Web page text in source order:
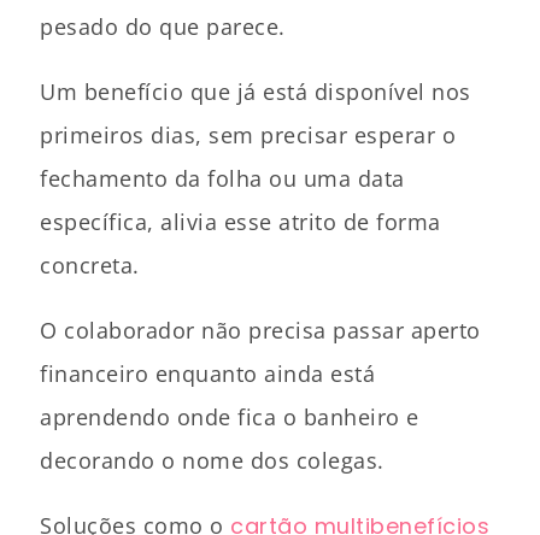
pesado do que parece.
Um benefício que já está disponível nos
primeiros dias, sem precisar esperar o
fechamento da folha ou uma data
específica, alivia esse atrito de forma
concreta.
O colaborador não precisa passar aperto
financeiro enquanto ainda está
aprendendo onde fica o banheiro e
decorando o nome dos colegas.
Soluções como o cartão multibenefícios